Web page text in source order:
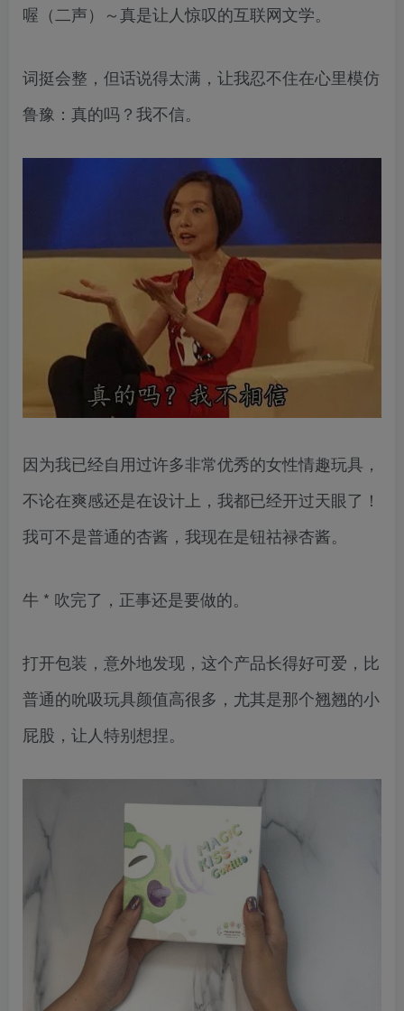
喔（二声）～真是让人惊叹的互联网文学。
词挺会整，但话说得太满，让我忍不住在心里模仿
鲁豫：真的吗？我不信。
因为我已经自用过许多非常优秀的女性情趣玩具，
不论在爽感还是在设计上，我都已经开过天眼了！
我可不是普通的杏酱，我现在是钮祜禄杏酱。
牛 * 吹完了，正事还是要做的。
打开包装，意外地发现，这个产品长得好可爱，比
普通的吮吸玩具颜值高很多，尤其是那个翘翘的小
屁股，让人特别想捏。